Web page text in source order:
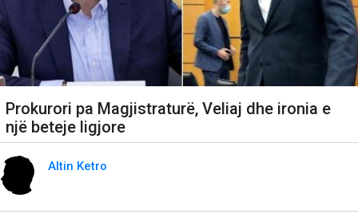
Prokurori pa Magjistraturë, Veliaj dhe ironia e
një beteje ligjore
Altin Ketro